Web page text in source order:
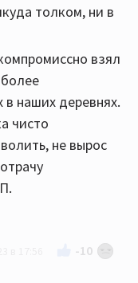
толком, ни в
взял
наших деревнях.
чисто
не вырос
-10